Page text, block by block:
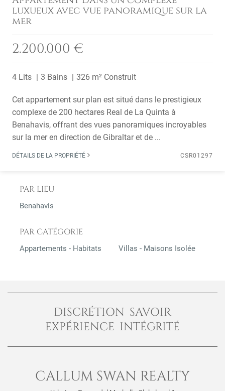
luxueux avec vue panoramique sur la
mer
2.200.000 €
4 Lits 3 Bains 326 m² Construit
Cet appartement sur plan est situé dans le prestigieux
complexe de 200 hectares Real de La Quinta à
Benahavis, offrant des vues panoramiques incroyables
sur la mer en direction de Gibraltar et de ...
DÉTAILS DE LA PROPRIÉTÉ CSR01297
PAR LIEU
Benahavis
PAR CATÉGORIE
Appartements - Habitats Villas - Maisons Isolée
DISCRÉTION SAVOIR
EXPÉRIENCE INTÉGRITÉ
CALLUM SWAN REALTY